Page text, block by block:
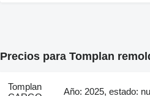
Precios para Tomplan
Tomplan
Año: 2025, estado: